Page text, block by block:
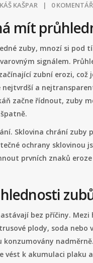
KAŠPAR 0
mít
zuby, mnozí si
signálem.
zubní erozi,
nejtvrdší a
začne řídnout, zuby
Sklovina chrání
ochrany sklovinou
prvních znaků
bez příčiny.
plody, soda
konzumovány
vést k akumulaci plaku